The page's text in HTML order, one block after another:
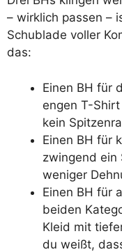
– wirklich passen –
Schublade voller
das:
Einen BH für
engen T-
kein
Einen BH für
zwingend ein
weniger
Einen BH für
beiden
Kleid mit
du weißt,